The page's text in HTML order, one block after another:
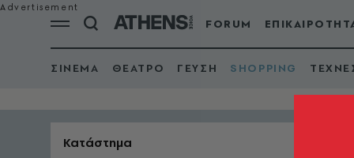
FORUM
ΣΙΝΕΜΑ ΘΕΑΤΡΟ ΓΕΥΣΗ SHOPPING
Κατάστημα